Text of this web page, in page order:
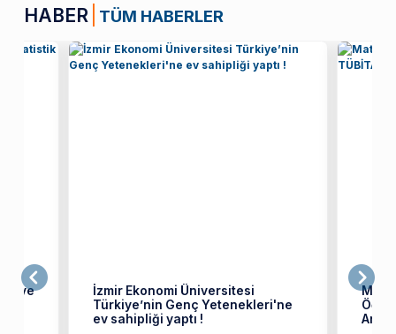
HABER TÜM HABERLER
ve
İzmir Ekonomi Üniversitesi
Türkiye’nin Genç Yetenekleri'ne
ev sahipliği yaptı !